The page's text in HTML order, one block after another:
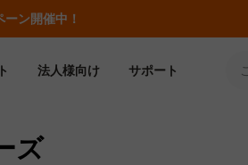
50％OFF
法人様向け サポート
ズ